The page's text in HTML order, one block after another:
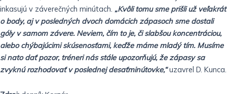
inkasujú v záverečných minútach. „Kvôli tomu sme prišli už veľakrát
o body, aj v posledných dvoch domácich zápasoch sme dostali
góly v samom závere. Neviem, čím to je, či slabšou koncentráciou,
alebo chýbajúcimi skúsenosťami, keďže máme mladý tím. Musíme
si nato dať pozor, tréneri nás stále upozorňujú, že zápasy sa
zvyknú rozhodovať v poslednej desaťminútovke,“uzavrel D. Kunca.